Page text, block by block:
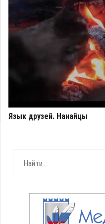
Язык друзей. Нанайцы